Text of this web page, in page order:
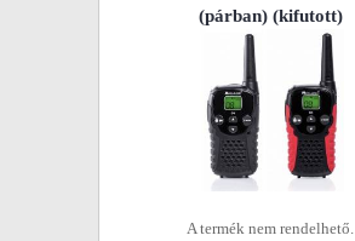
(párban)(kifutott)
A termék nem rendelhető.